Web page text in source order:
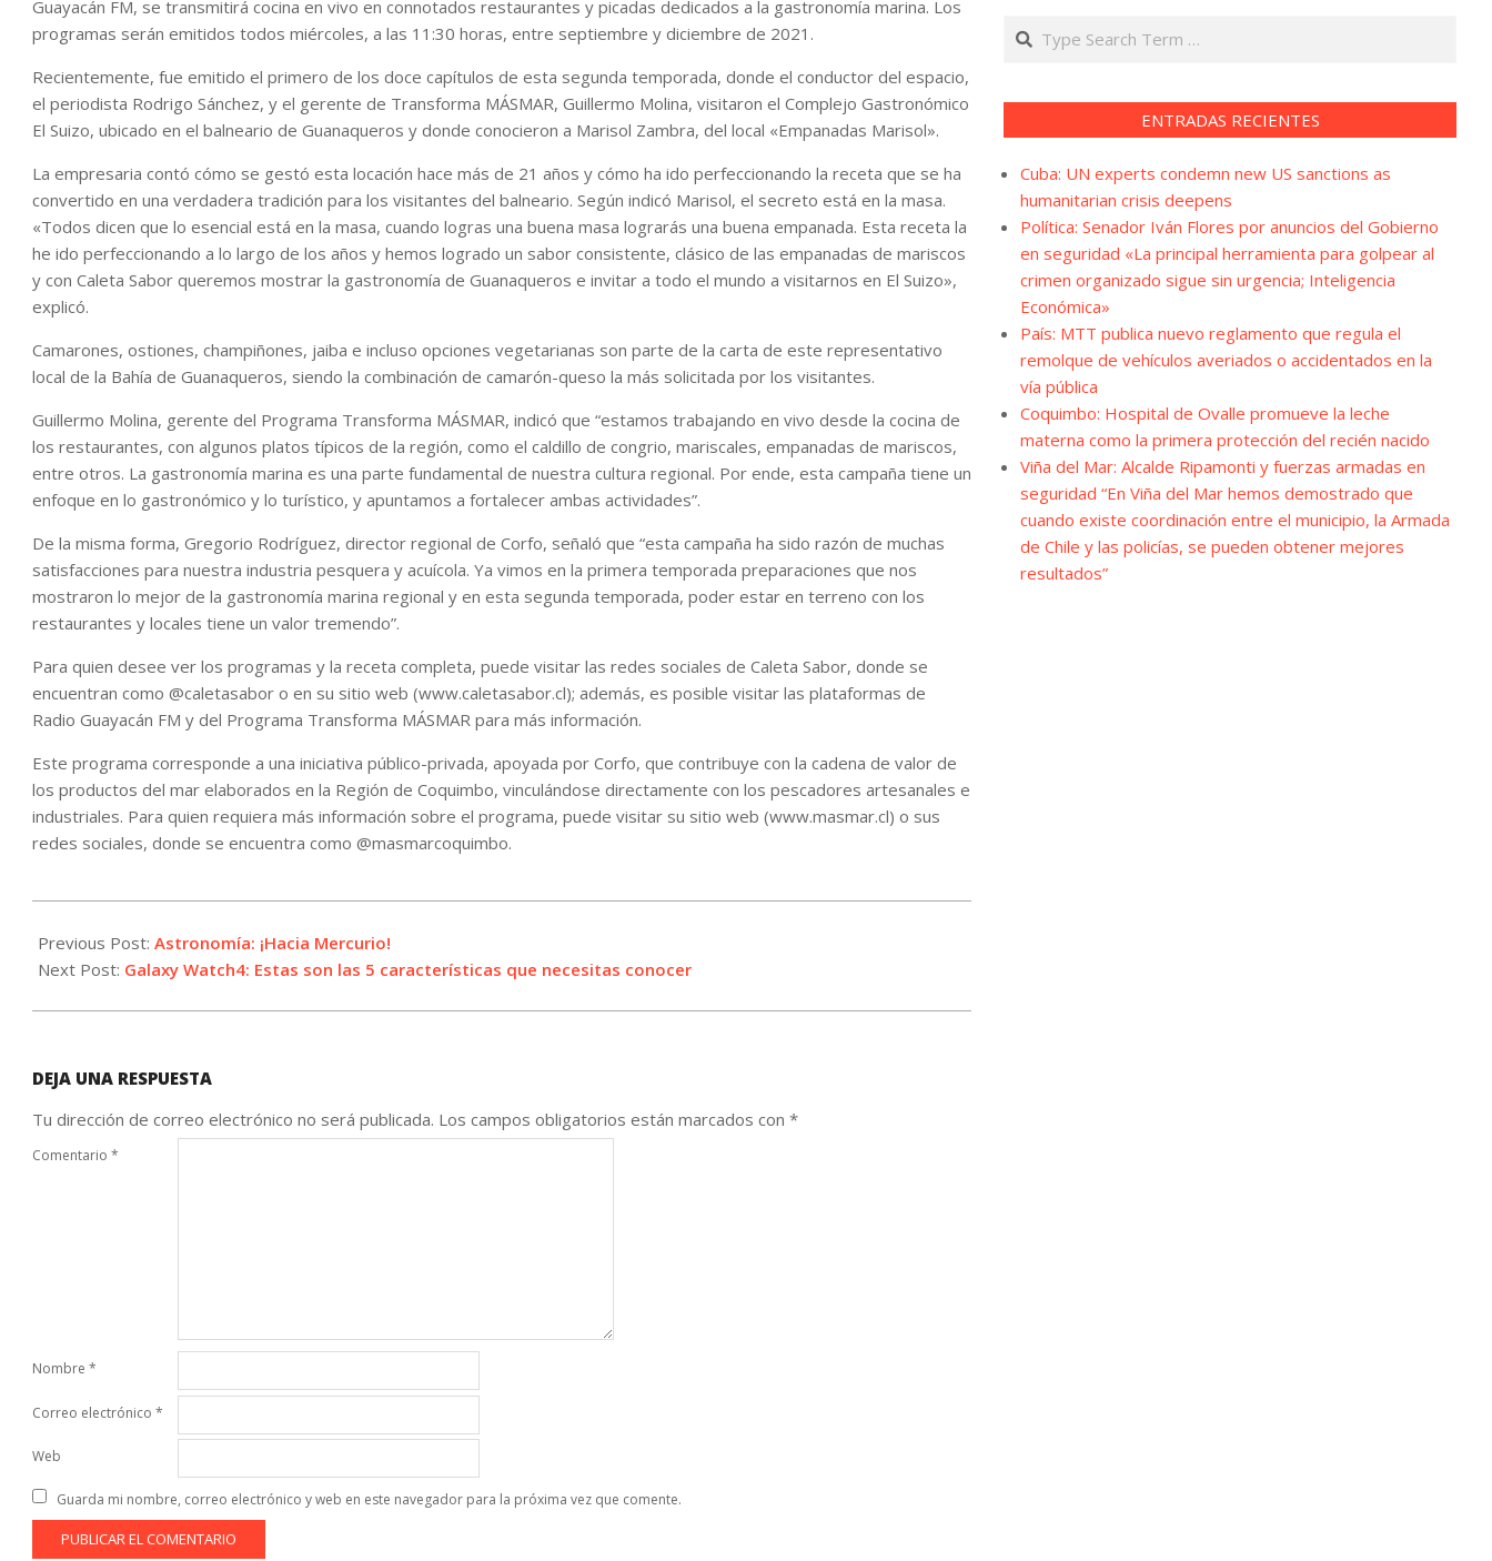
Guayacán FM, se transmitirá cocina en vivo en connotados restaurantes y picadas dedicados a la gastronomía marina. Los
programas serán emitidos todos miércoles, a las 11:30 horas, entre septiembre y diciembre de 2021.
Recientemente, fue emitido el primero de los doce capítulos de esta segunda temporada, donde el conductor del espacio,
el periodista Rodrigo Sánchez, y el gerente de Transforma MÁSMAR, Guillermo Molina, visitaron el Complejo Gastronómico
El Suizo, ubicado en el balneario de Guanaqueros y donde conocieron a Marisol Zambra, del local «Empanadas Marisol».
La empresaria contó cómo se gestó esta locación hace más de 21 años y cómo ha ido perfeccionando la receta que se ha
convertido en una verdadera tradición para los visitantes del balneario. Según indicó Marisol, el secreto está en la masa.
«Todos dicen que lo esencial está en la masa, cuando logras una buena masa lograrás una buena empanada. Esta receta la
he ido perfeccionando a lo largo de los años y hemos logrado un sabor consistente, clásico de las empanadas de mariscos
y con Caleta Sabor queremos mostrar la gastronomía de Guanaqueros e invitar a todo el mundo a visitarnos en El Suizo»,
explicó.
Camarones, ostiones, champiñones, jaiba e incluso opciones vegetarianas son parte de la carta de este representativo
local de la Bahía de Guanaqueros, siendo la combinación de camarón-queso la más solicitada por los visitantes.
Guillermo Molina, gerente del Programa Transforma MÁSMAR, indicó que “estamos trabajando en vivo desde la cocina de
los restaurantes, con algunos platos típicos de la región, como el caldillo de congrio, mariscales, empanadas de mariscos,
entre otros. La gastronomía marina es una parte fundamental de nuestra cultura regional. Por ende, esta campaña tiene un
enfoque en lo gastronómico y lo turístico, y apuntamos a fortalecer ambas actividades”.
De la misma forma, Gregorio Rodríguez, director regional de Corfo, señaló que “esta campaña ha sido razón de muchas
satisfacciones para nuestra industria pesquera y acuícola. Ya vimos en la primera temporada preparaciones que nos
mostraron lo mejor de la gastronomía marina regional y en esta segunda temporada, poder estar en terreno con los
restaurantes y locales tiene un valor tremendo”.
Para quien desee ver los programas y la receta completa, puede visitar las redes sociales de Caleta Sabor, donde se
encuentran como @caletasabor o en su sitio web (www.caletasabor.cl); además, es posible visitar las plataformas de
Radio Guayacán FM y del Programa Transforma MÁSMAR para más información.
Este programa corresponde a una iniciativa público-privada, apoyada por Corfo, que contribuye con la cadena de valor de
los productos del mar elaborados en la Región de Coquimbo, vinculándose directamente con los pescadores artesanales e
industriales. Para quien requiera más información sobre el programa, puede visitar su sitio web (www.masmar.cl) o sus
redes sociales, donde se encuentra como @masmarcoquimbo.
09-
30
Previous Post: Astronomía: ¡Hacia Mercurio!
Next Post: Galaxy Watch4: Estas son las 5 características que necesitas conocer
DEJA UNA RESPUESTA
Tu dirección de correo electrónico no será publicada. Los campos obligatorios están marcados con *
Comentario *
Nombre *
Correo electrónico *
Web
Guarda mi nombre, correo electrónico y web en este navegador para la próxima vez que comente.
Search
ENTRADAS RECIENTES
Cuba: UN experts condemn new US sanctions as
humanitarian crisis deepens
Política: Senador Iván Flores por anuncios del Gobierno
en seguridad «La principal herramienta para golpear al
crimen organizado sigue sin urgencia; Inteligencia
Económica»
País: MTT publica nuevo reglamento que regula el
remolque de vehículos averiados o accidentados en la
vía pública
Coquimbo: Hospital de Ovalle promueve la leche
materna como la primera protección del recién nacido
Viña del Mar: Alcalde Ripamonti y fuerzas armadas en
seguridad “En Viña del Mar hemos demostrado que
cuando existe coordinación entre el municipio, la Armada
de Chile y las policías, se pueden obtener mejores
resultados”